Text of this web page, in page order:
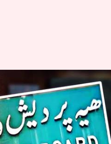
दान करने
5 साल का
pm